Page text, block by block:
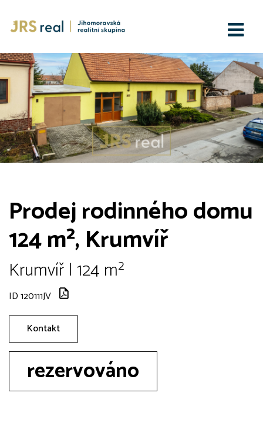
Prodej rodinného domu
124 m², Krumvíř
Krumvíř | 124 m²
ID 120111JV
Kontakt
rezervováno